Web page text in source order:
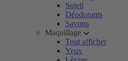
Soleil
Déodorants
Savons
Maquillage
Tout afficher
Yeux